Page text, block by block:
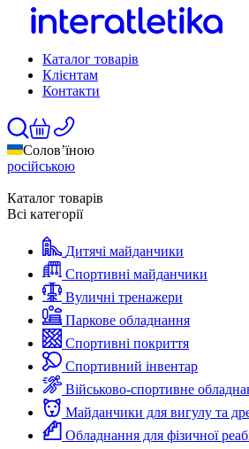
Каталог товарів
Клієнтам
Контакти
Солов’їною
російською
Каталог товарів
Всі категорії
Дитячі майданчики
Спортивні майданчики
Вуличні тренажери
Паркове обладнання
Спортивні покриття
Спортивний інвентар
Військово-спортивне
Майданчики для вигулу та
Обладнання для фізичної